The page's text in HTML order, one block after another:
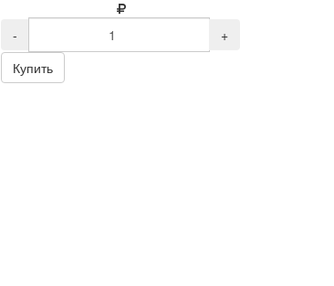
-
+
Купить